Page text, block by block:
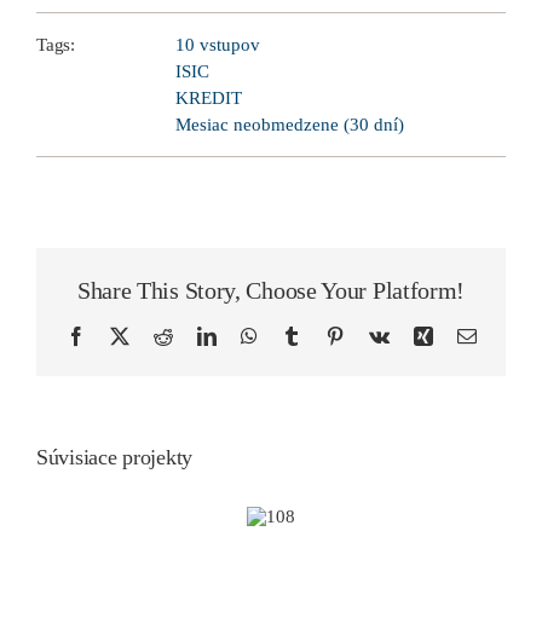
Tags:
10 vstupov
ISIC
KREDIT
Mesiac neobmedzene (30 dní)
Share This Story, Choose Your Platform!
Facebook
X RedditLinkedInWhatsApp
TumblrPinterest
Vk Xing Email
Súvisiace projekty